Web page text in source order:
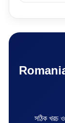
সঠিক খরচ